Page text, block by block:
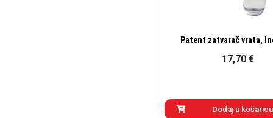
Brzi pogled
Patent zatvarač vrata,
17,70 €
Dodaj u košaricu